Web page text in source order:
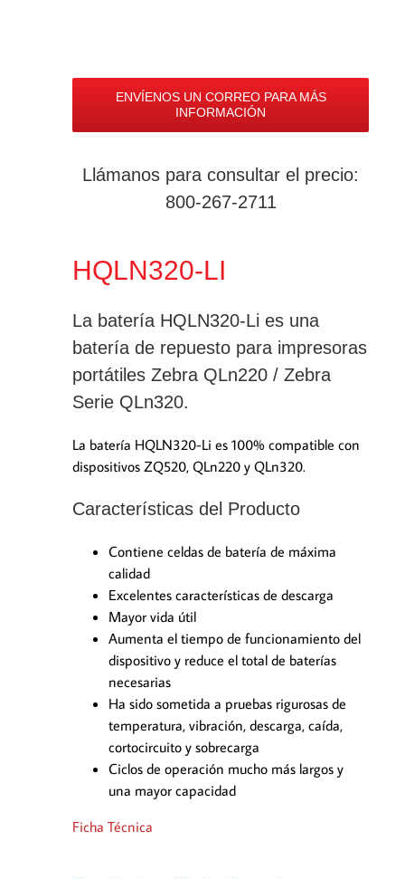
ENVÍENOS UN CORREO PARA MÁS
INFORMACIÓN
Llámanos para consultar el precio:
800-267-2711
HQLN320-LI
La batería HQLN320-Li es una
batería de repuesto para impresoras
portátiles Zebra QLn220 / Zebra
Serie QLn320.
La batería HQLN320-Li es 100% compatible con
dispositivos ZQ520, QLn220 y QLn320.
Características del Producto
Contiene celdas de batería de máxima
calidad
Excelentes características de descarga
Mayor vida útil
Aumenta el tiempo de funcionamiento del
dispositivo y reduce el total de baterías
necesarias
Ha sido sometida a pruebas rigurosas de
temperatura, vibración, descarga, caída,
cortocircuito y sobrecarga
Ciclos de operación mucho más largos y
una mayor capacidad
Ficha Técnica